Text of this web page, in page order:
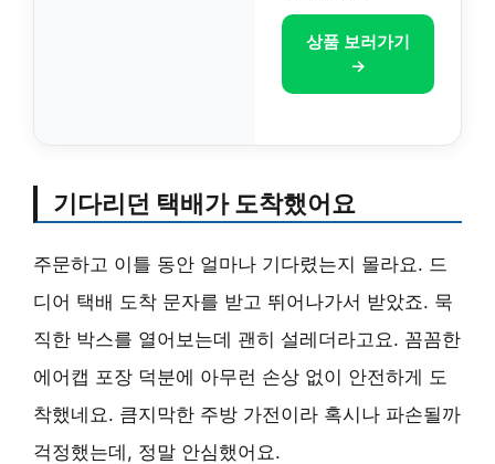
상품 보러가기
→
기다리던 택배가 도착했어요
주문하고 이틀 동안 얼마나 기다렸는지 몰라요. 드
디어 택배 도착 문자를 받고 뛰어나가서 받았죠. 묵
직한 박스를 열어보는데 괜히 설레더라고요. 꼼꼼한
에어캡 포장 덕분에 아무런 손상 없이 안전하게 도
착했네요. 큼지막한 주방 가전이라 혹시나 파손될까
걱정했는데, 정말 안심했어요.